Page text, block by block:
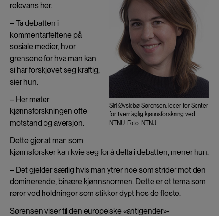
Siri Øyslebø Sørensen, leder for Senter
for tverrfaglig kjønnsforskning ved
NTNU. Foto: NTNU
relevans her.
– Ta debatten i
kommentarfeltene på
sosiale medier, hvor
grensene for hva man kan
si har forskjøvet seg kraftig,
sier hun.
– Her møter
kjønnsforskningen ofte
motstand og aversjon.
Dette gjør at man som
kjønnsforsker kan kvie seg for å delta i debatten, mener hun.
– Det gjelder særlig hvis man ytrer noe som strider mot den
dominerende, binære kjønnsnormen. Dette er et tema som
rører ved holdninger som stikker dypt hos de fleste.
Sørensen viser til den europeiske «antigender»-